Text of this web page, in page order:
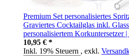
Premium Set personalisiertes
Graviertes Cocktailglas inkl.
personalisiertem Korkuntersetzer
10,95 € *
Inkl. 19% Steuern , exkl.